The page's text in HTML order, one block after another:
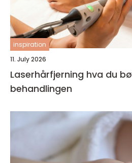
inspiration
11. July 2026
Laserhårfjerning hva du bør vite før du velger
behandlingen